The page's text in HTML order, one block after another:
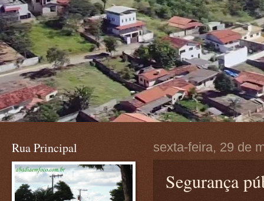
sexta-feira, 29 de
Segurança
Rua Principal